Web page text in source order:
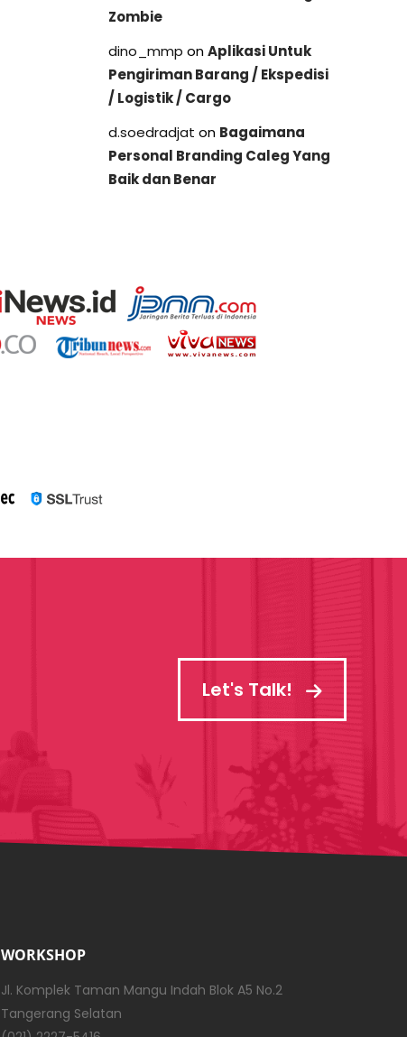
Zombie
dino_mmp onAplikasi Untuk
Pengiriman Barang / Ekspedisi
/ Logistik / Cargo
d.soedradjat on Bagaimana
Personal Branding Caleg Yang
Baik dan Benar
Let's Talk!
WORKSHOP
Jl. Komplek Taman Mangu Indah Blok A5 No.2
Tangerang Selatan